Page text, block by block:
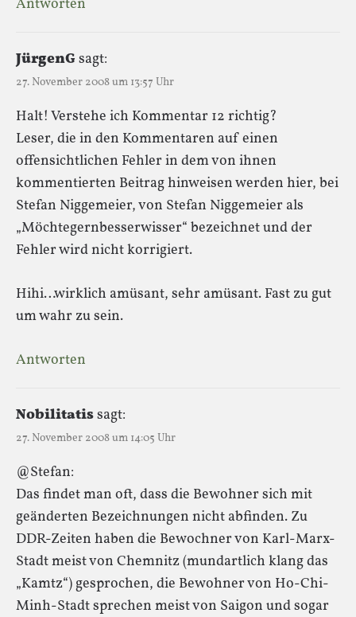
Antworten
JürgenG sagt:
27. November 2008 um 13:57 Uhr
Halt! Verstehe ich Kommentar 12 richtig?
Leser, die in den Kommentaren auf einen
offensichtlichen Fehler in dem von ihnen
kommentierten Beitrag hinweisen werden hier, bei
Stefan Niggemeier, von Stefan Niggemeier als
„Möchtegernbesserwisser“ bezeichnet und der
Fehler wird nicht korrigiert.
Hihi…wirklich amüsant, sehr amüsant. Fast zu gut
um wahr zu sein.
Antworten
Nobilitatissagt:
27. November 2008 um 14:05 Uhr
@Stefan:
Das findet man oft, dass die Bewohner sich mit
geänderten Bezeichnungen nicht abfinden. Zu
DDR-Zeiten haben die Bewochner von Karl-Marx-
Stadt meist von Chemnitz (mundartlich klang das
„Kamtz“) gesprochen, die Bewohner von Ho-Chi-
Minh-Stadt sprechen meist von Saigon und sogar